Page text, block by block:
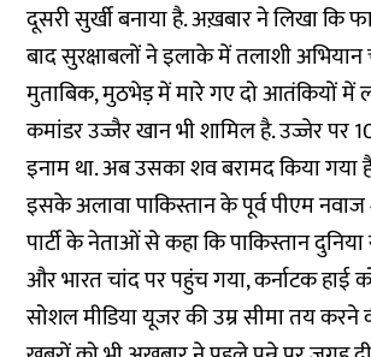
दूसरी सुर्खी बनाया है. अख़बार ने लिखा कि
बाद सुरक्षाबलों ने इलाके में तलाशी
मुताबिक, मुठभेड़ में मारे गए दो आतंकियों
कमांडर उज्जैर खान भी शामिल है. उज्जेर पर
इनाम था. अब उसका शव बरामद किया गया
इसके अलावा पाकिस्तान के पूर्व पीएम
पार्टी के नेताओं से कहा कि पाकिस्तान
और भारत चांद पर पहुंच गया, कर्नाटक हाई
सोशल मीडिया यूजर की उम्र सीमा तय